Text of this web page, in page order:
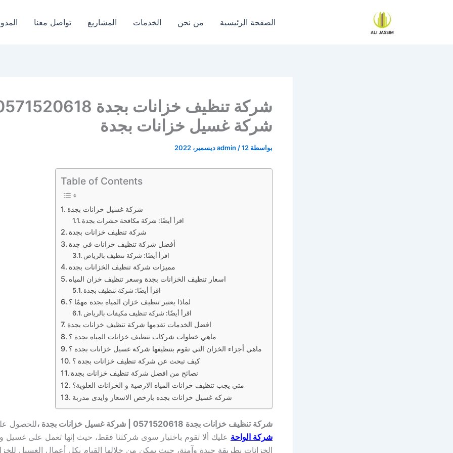
الصفحة الرئيسية من نحن الخدمات المشاريع تواصل معنا
شركة غسيل خزانات بجدة
بواسطة admin /12 ديسمبر، 2022
Table of Contents
شركة غسيل خزانات بجدة
اقرأ أيضًا: شركة مكافحة حشرات بجدة
شركة تنظيف خزانات بجدة
أفضل شركة تنظيف خزانات في جدة
اقرأ أيضًا: شركة تنظيف بالرياض
مميزات شركة تنظيف الخزانات بجدة
اسعار تنظيف الخزانات بجدة وسعر تنظيف خزان المياه
اقرأ أيضًا: شركة تنظيف بجدة
لماذا يعتبر تنظيف خزان المياه بجدة مهمًا ؟
اقرأ أيضًا: شركة تنظيف مكيفات بالرياض
افضل الخدمات تقدمها شركة تنظيف خزانات بجدة
ماهي خطوات شركات تنظيف خزانات المياه بجدة ؟
ماهي أجزاء الخزان التي تقوم بتنظيفها شركة غسيل خزانات بجدة ؟
كيف تبحث عن شركة تنظيف خزانات بجدة ؟
نصائح من افضل شركة تنظيف خزانات بجدة
متي يجب تنظيف خزانات المياه الارضية و الخزانات العلوية؟
شركه غسيل خزانات بجده بارخص الاسعار وايدى مدربة
شركة تنظيف خزانات بجدة 0571520618 | شركة غسيل خزانات بجدة ،
للحصول
شركة الواحة عليك ألا تقوم باختيار سوى شركتنا فقط، حيث إنها تعمل على غسيل
الخزانات بطريقة جيدة وآمنة، حيث يمكن من خلالها القيام بكل أعمال الغسيل